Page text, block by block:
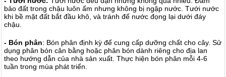
bảo đất trong chậu luôn ẩm nhưng không bị ngập nước. Tưới nước
khi bề mặt đất bắt đầu khô, và tránh để nước đọng lại dưới đáy
chậu.
- Bón phân: Bón phân định kỳ để cung cấp dưỡng chất cho cây. Sử
dụng phân bón cân bằng hoặc phân bón dành riêng cho địa lan
theo hướng dẫn của nhà sản xuất. Thực hiện bón phân mỗi 4-6
tuần trong mùa phát triển.